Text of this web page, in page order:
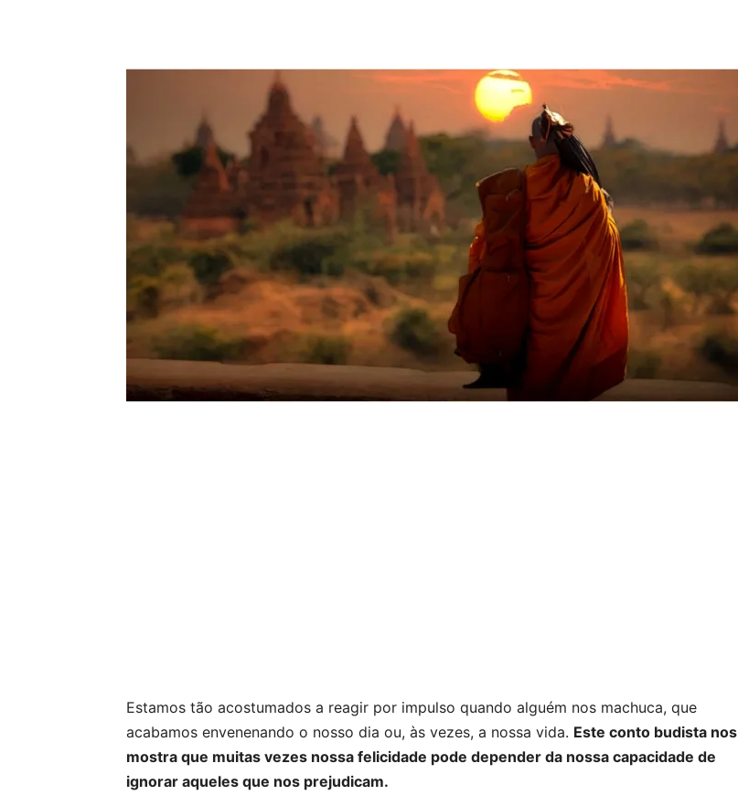
Estamos tão acostumados a reagir por impulso quando alguém nos machuca, que
acabamos envenenando o nosso dia ou, às vezes, a nossa vida. Este conto budista nos
mostra que muitas vezes nossa felicidade pode depender da nossa capacidade de
ignorar aqueles que nos prejudicam.